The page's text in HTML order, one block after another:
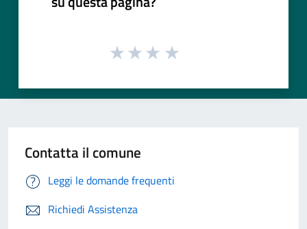
Contatta il comune
Leggi le domande frequenti
Richiedi Assistenza